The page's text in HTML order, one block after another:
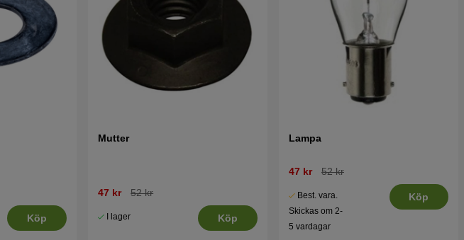
Köp
Mutter
47 kr 52 kr
I lager Köp
Lampa
47 kr 52 kr
Best. vara.
Skickas om 2-
5 vardagar
Köp